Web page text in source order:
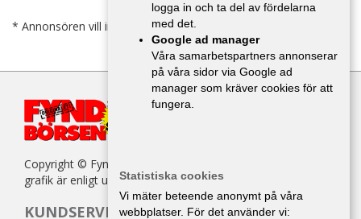
* Annonsören vill inte bli kontaktad av försäljare.
Copyright © Fyndbörsen. All kopiering av texter, bilder eller
grafik är enligt upphovsrättslagen förbjuden.
KUNDSERVICE
logga in och ta del av fördelarna
med det.
Google ad manager
Våra samarbetspartners annonserar
på våra sidor via Google ad
manager som kräver cookies för att
fungera.
Statistiska cookies
Vi mäter beteende anonymt på våra
webbplatser. För det använder vi: